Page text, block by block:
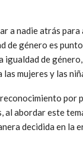
a nadie atrás para
de género es
de
mujeres y las
por
abordar este
decidida en la